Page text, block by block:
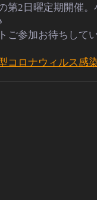
第2 日曜定期開催
ご参加お待ちして
コロナウィルス感